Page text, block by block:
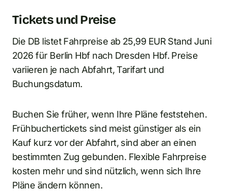
Tickets und Preise
Die DB listet Fahrpreise ab 25,99 EUR Stand Juni
2026 für Berlin Hbf nach Dresden Hbf. Preise
variieren je nach Abfahrt, Tarifart und
Buchungsdatum.
Buchen Sie früher, wenn Ihre Pläne feststehen.
Frühbuchertickets sind meist günstiger als ein
Kauf kurz vor der Abfahrt, sind aber an einen
bestimmten Zug gebunden. Flexible Fahrpreise
kosten mehr und sind nützlich, wenn sich Ihre
Pläne ändern können.